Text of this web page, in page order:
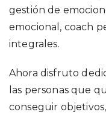
gestión de
emocional, coach
integrales.
Ahora disfruto
las personas que
conseguir